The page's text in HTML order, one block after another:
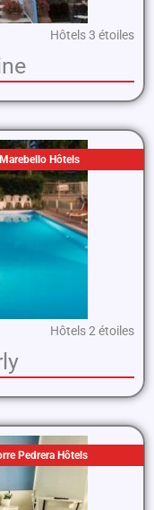
Hôtels 3 étoiles
Marebello Hôtels
Hôtels 2 étoiles
Pedrera Hôtels